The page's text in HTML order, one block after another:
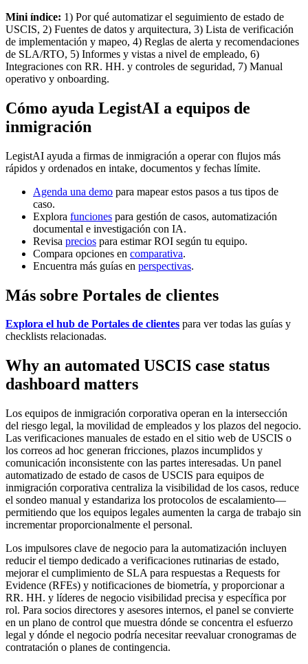
Mini índice: 1) Por qué automatizar el seguimiento de estado de
USCIS, 2) Fuentes de datos y arquitectura, 3) Lista de verificación
de implementación y mapeo, 4) Reglas de alerta y recomendaciones
de SLA/RTO, 5) Informes y vistas a nivel de empleado, 6)
Integraciones con RR. HH. y controles de seguridad, 7) Manual
operativo y onboarding.
Cómo ayuda LegistAI a equipos de
inmigración
LegistAI ayuda a firmas de inmigración a operar con flujos más
rápidos y ordenados en intake, documentos y fechas límite.
Agenda una demo para mapear estos pasos a tus tipos de
caso.
Explora funciones para gestión de casos, automatización
documental e investigación con IA.
Revisa precios para estimar ROI según tu equipo.
Compara opciones en comparativa.
Encuentra más guías en perspectivas.
Más sobre Portales de clientes
Explora el hub de Portales de clientes para ver todas las guías y
checklists relacionadas.
Why an automated USCIS case status
dashboard matters
Los equipos de inmigración corporativa operan en la intersección
del riesgo legal, la movilidad de empleados y los plazos del negocio.
Las verificaciones manuales de estado en el sitio web de USCIS o
los correos ad hoc generan fricciones, plazos incumplidos y
comunicación inconsistente con las partes interesadas. Un panel
automatizado de estado de casos de USCIS para equipos de
inmigración corporativa centraliza la visibilidad de los casos, reduce
el sondeo manual y estandariza los protocolos de escalamiento—
permitiendo que los equipos legales aumenten la carga de trabajo sin
incrementar proporcionalmente el personal.
Los impulsores clave de negocio para la automatización incluyen
reducir el tiempo dedicado a verificaciones rutinarias de estado,
mejorar el cumplimiento de SLA para respuestas a Requests for
Evidence (RFEs) y notificaciones de biometría, y proporcionar a
RR. HH. y líderes de negocio visibilidad precisa y específica por
rol. Para socios directores y asesores internos, el panel se convierte
en un plano de control que muestra dónde se concentra el esfuerzo
legal y dónde el negocio podría necesitar reevaluar cronogramas de
contratación o planes de contingencia.